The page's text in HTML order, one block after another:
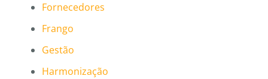
Fornecedores
Frango
Gestão
Harmonização